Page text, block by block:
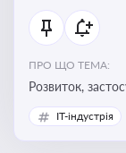
ПРО ЩО ТЕМА:
Розвиток,
інтелекту в
до державного
IT-індустрія